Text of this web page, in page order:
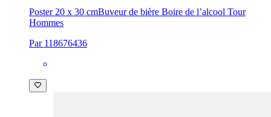
Poster 20 x 30 cmBuveur de bière Boire de l’alcool Tour
Hommes
Par 118676436